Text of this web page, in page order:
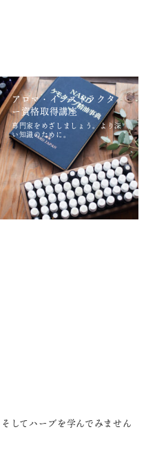
アロマ・インストラクタ
ー資格取得講座
専門家をめざしましょう。より深
い知識のために。
してハーブを学んでみません